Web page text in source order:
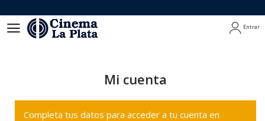
Entrar
Mi cuenta
Completa tus datos para acceder a tu cuenta en